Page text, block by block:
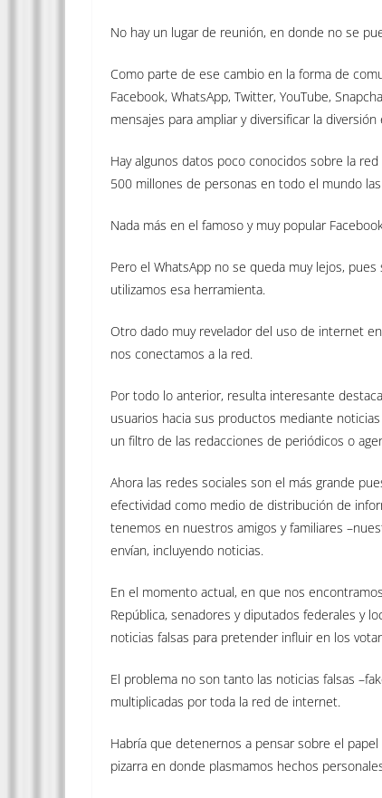
No hay un lugar de reunión, en donde no se
Como parte de ese cambio en la forma de
Facebook, WhatsApp, Twitter, YouTube,
mensajes para ampliar y diversificar la
Hay algunos datos poco conocidos sobre la
500 millones de personas en todo el mundo
Nada más en el famoso y muy popular
Pero el WhatsApp no se queda muy lejos,
utilizamos esa herramienta.
Otro dado muy revelador del uso de internet
nos conectamos a la red.
Por todo lo anterior, resulta interesante
usuarios hacia sus productos mediante
un filtro de las redacciones de periódicos o
Ahora las redes sociales son el más grande
efectividad como medio de distribución de
tenemos en nuestros amigos y familiares
envían, incluyendo noticias.
En el momento actual, en que nos
República, senadores y diputados federales y
noticias falsas para pretender influir en los
El problema no son tanto las noticias falsas
multiplicadas por toda la red de internet.
Habría que detenernos a pensar sobre el
pizarra en donde plasmamos hechos